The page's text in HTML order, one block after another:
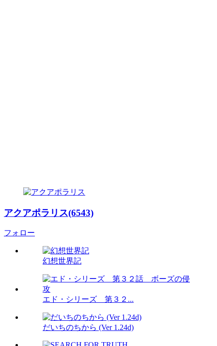
アクアポラリス(6543)
フォロー
幻想世界記
エド・シリーズ 第３２...
だいちのちから (Ver 1.24d)